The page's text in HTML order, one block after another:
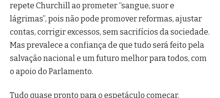
repete Churchill ao prometer “sangue, suor e
lágrimas”, pois não pode promover reformas, ajustar
contas, corrigir excessos, sem sacrifícios da sociedade.
Mas prevalece a confiança de que tudo será feito pela
salvação nacional e um futuro melhor para todos, com
o apoio do Parlamento.
Tudo quase pronto para o espetáculo começar.